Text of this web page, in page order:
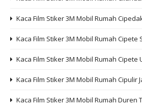
Kaca Film Stiker 3M Mobil Rumah
Kaca Film Stiker 3M Mobil Rumah Cipete
Kaca Film Stiker 3M Mobil Rumah Cipete
Kaca Film Stiker 3M Mobil Rumah Cipulir
Kaca Film Stiker 3M Mobil Rumah Duren